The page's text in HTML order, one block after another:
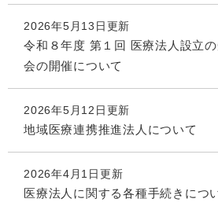
2026年5月13日更新
令和８年度 第１回 医療法人設立
会の開催について
2026年5月12日更新
地域医療連携推進法人について
2026年4月1日更新
医療法人に関する各種手続きにつ